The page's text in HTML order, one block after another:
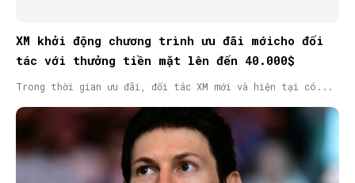
XM khởi động chương trình ưu đãi mớicho đối
tác với thưởng tiền mặt lên đến 40.000$
Trong thời gian ưu đãi, đối tác XM mới và hiện tại có...